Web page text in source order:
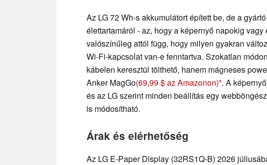
Az LG 72 Wh-s akkumulátort épített be, de a
élettartamáról - az, hogy a képernyő napokig
valószínűleg attól függ, hogy milyen gyakran
Wi-Fi-kapcsolat van-e fenntartva. Szokatlan
kábelen keresztül tölthető, hanem mágneses
Anker MagGo(69,99 $ az Amazonon) . A
és az LG szerint minden beállítás egy
is módosítható.
Árak és elérhetőség
Az LG E-Paper Display (32RS1Q-B) 2026